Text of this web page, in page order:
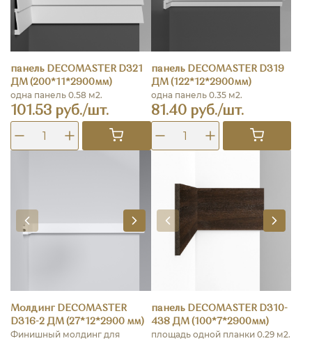
панель DECOMASTER D321
ДМ (200*11*2900мм)
одна панель 0.58 м2.
101.53 руб./шт.
панель DECOMASTER D319
ДМ (122*12*2900мм)
одна панель 0.35 м2.
81.40 руб./шт.
Молдинг DECOMASTER
D316-2 ДМ (27*12*2900 мм)
Финишный молдинг для
панель DECOMASTER D310-
438 ДМ (100*7*2900мм)
площадь одной планки 0.29 м2.